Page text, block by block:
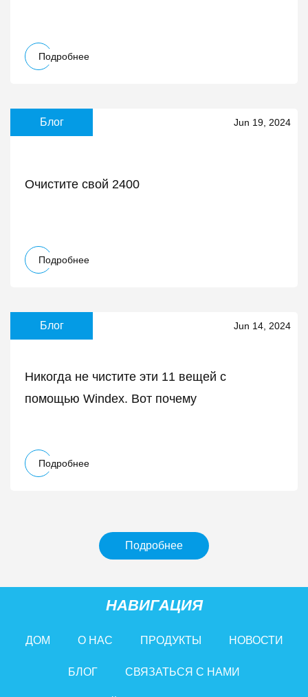
Подробнее
Блог Jun 19, 2024
Очистите свой 2400
Подробнее
Блог Jun 14, 2024
Никогда не чистите эти 11 вещей с
помощью Windex. Вот почему
Подробнее
Подробнее
НАВИГАЦИЯ
ДОМ О НАС ПРОДУКТЫ НОВОСТИ
БЛОГ СВЯЗАТЬСЯ С НАМИ